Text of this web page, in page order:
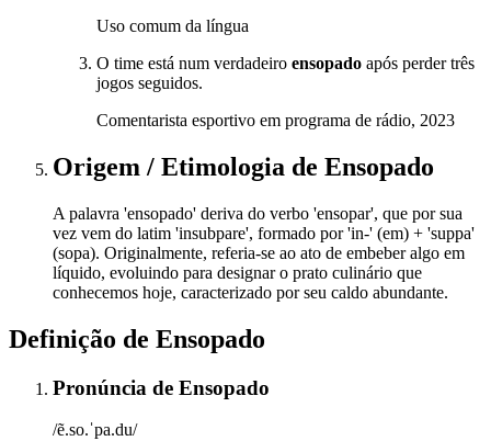
Uso comum da língua
O time está num verdadeiro ensopado após perder três
jogos seguidos.
Comentarista esportivo em programa de rádio, 2023
Origem / Etimologia de Ensopado
A palavra 'ensopado' deriva do verbo 'ensopar', que por sua
vez vem do latim 'insubpare', formado por 'in-' (em) + 'suppa'
(sopa). Originalmente, referia-se ao ato de embeber algo em
líquido, evoluindo para designar o prato culinário que
conhecemos hoje, caracterizado por seu caldo abundante.
Definição de Ensopado
Pronúncia de Ensopado
/ẽ.so.ˈpa.du/